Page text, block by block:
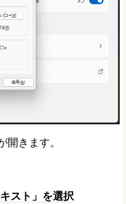
開きます。
スト」を選択